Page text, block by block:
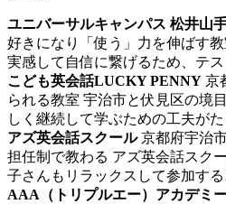
ユニバーサルキャンパス 松井山
好きになり「使う」力を伸ばす
実感して自信に繋げるため、テ
こども英会話LUCKY PENNY 京
られる教室 宇治市と伏見区の境
しく継続して学ぶための工夫が
アズ英会話スクール京都府宇治
担任制で教わる アズ英会話スク
子さんもリラックスして参加す
AAA（トリプルエー）アカデミ